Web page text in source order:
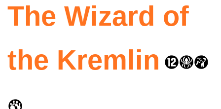
The Wizard of
the Kremlin